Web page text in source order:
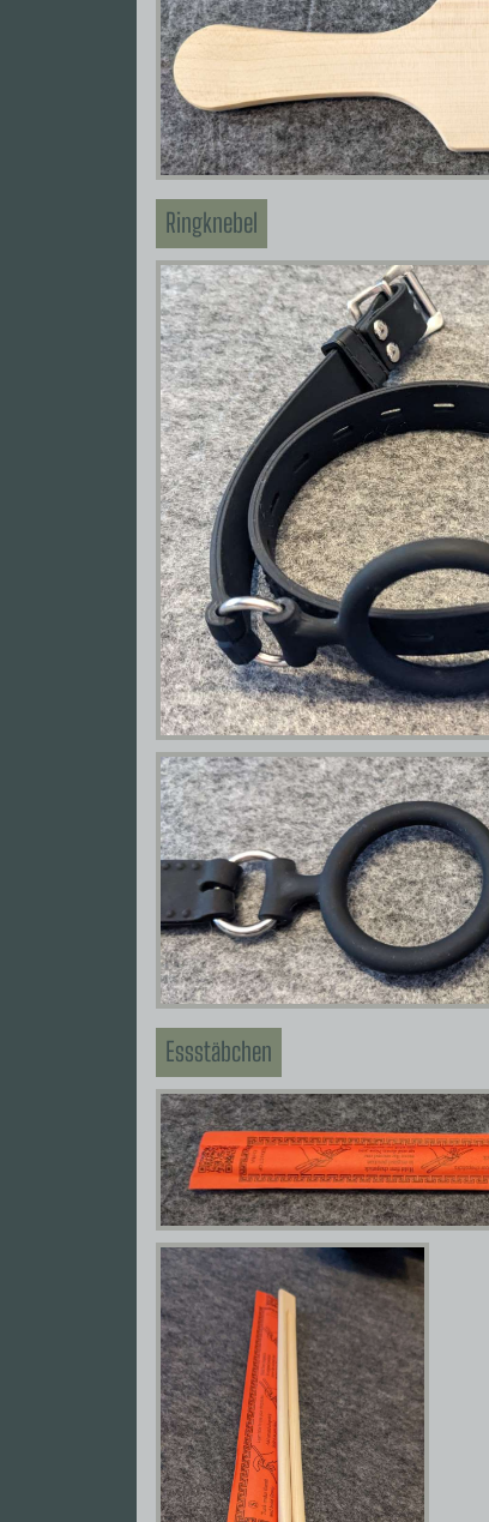
Ringknebel
Essstäbchen